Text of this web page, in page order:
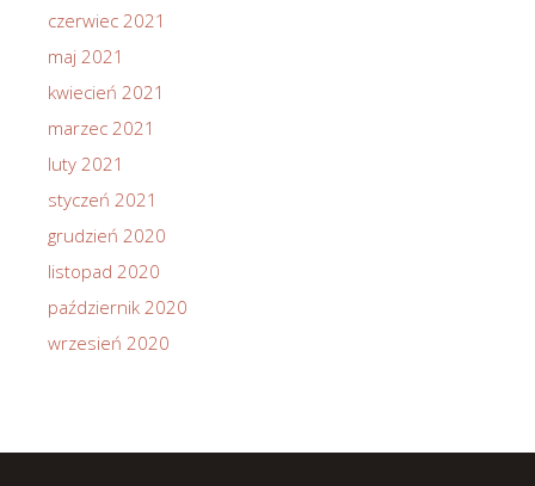
czerwiec 2021
maj 2021
kwiecień 2021
marzec 2021
luty 2021
styczeń 2021
grudzień 2020
listopad 2020
październik 2020
wrzesień 2020